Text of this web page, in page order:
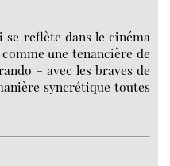
se reflète dans le cinéma
une tenancière de
– avec les braves de
syncrétique toutes